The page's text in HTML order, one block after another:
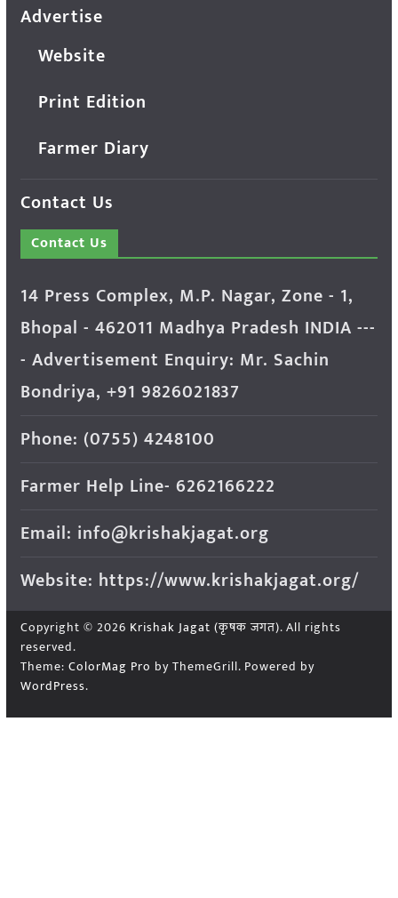
Advertise
Website
Print Edition
Farmer Diary
Contact Us
Contact Us
14 Press Complex, M.P. Nagar, Zone - 1,
Bhopal - 462011 Madhya Pradesh INDIA ---
- Advertisement Enquiry: Mr. Sachin
Bondriya, +91 9826021837
Phone: (0755) 4248100
Farmer Help Line- 6262166222
Email: info@krishakjagat.org
Website: https://www.krishakjagat.org/
Copyright © 2026 Krishak Jagat (कृषक जगत). All rights
reserved.
Theme: ColorMag Pro by ThemeGrill. Powered by
WordPress.